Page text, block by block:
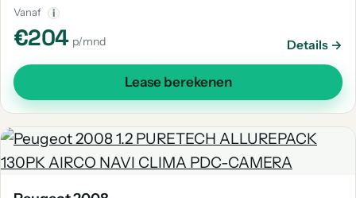
Vanaf i
€204 p/mnd Details →
Lease berekenen